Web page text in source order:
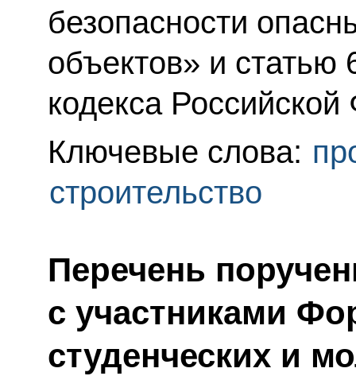
безопасности
объектов» и статью
кодекса
Ключевые слова:
строительство
Перечень
с участниками
студенческих и